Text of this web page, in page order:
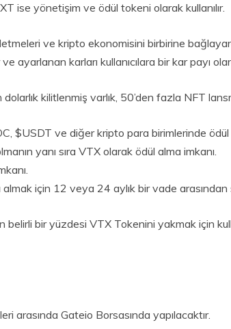
ise yönetişim ve ödül tokeni olarak kullanılır.
ve kripto ekonomisini birbirine
ayarlanan karları kullanıcılara bir kar payı
kilitlenmiş varlık, 50’den fazla NFT
$USDT ve diğer kripto para birimlerinde
yanı sıra VTX olarak ödül alma imkanı.
almak için 12 veya 24 aylık bir vade
bir yüzdesi VTX Tokenini yakmak için
arasında Gateio Borsasında yapılacaktır.